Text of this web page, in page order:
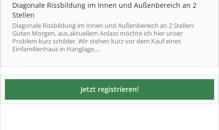
Diagonale Rissbildung im Innen und Außenbereich an 2
Stellen
Diagonale Rissbildung im Innen und Außenbereich an 2 Stellen:
Guten Morgen, aus aktuellem Anlass möchte ich hier unser
Problem kurz schilder. Wir stehen kurz vor dem Kauf eines
Einfamilienhaus in Hanglage....
Jetzt registrieren!